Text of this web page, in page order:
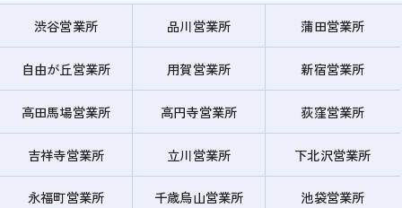
渋谷営業所 品川営業所 蒲田営業所
自由が丘営業所 用賀営業所 新宿営業所
高田馬場営業所 高円寺営業所 荻窪営業所
吉祥寺営業所 立川営業所 下北沢営業所
永福町営業所 千歳烏山営業所 池袋営業所